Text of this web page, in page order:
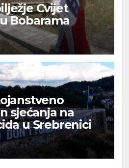
Cvijet
Bobarama
sjećanja na
u Srebrenici